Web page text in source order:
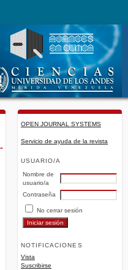
OPEN JOURNAL SYSTEMS
Servicio de ayuda de la revista
USUARIO/A
Nombre de
usuario/a
Contraseña
No cerrar sesión
NOTIFICACIONES
Vista
Suscribirse